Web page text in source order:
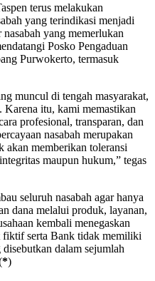
terus melakukan
yang terindikasi menjadi
yang memerlukan
Posko Pengaduan
Purwokerto, termasuk
muncul di tengah masyarakat,
Karena itu, kami memastikan
profesional, transparan, dan
nasabah merupakan
akan memberikan toleransi
maupun hukum,” tegas
seluruh nasabah agar hanya
dana melalui produk, layanan,
kembali menegaskan
serta Bank tidak memiliki
dalam sejumlah
*)